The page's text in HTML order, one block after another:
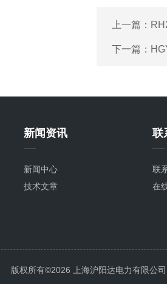
上一篇：
下一篇：
新闻资讯
新闻中心
技术文章
联
联
在
版权所有©2026 上海沪阳达电力有限公